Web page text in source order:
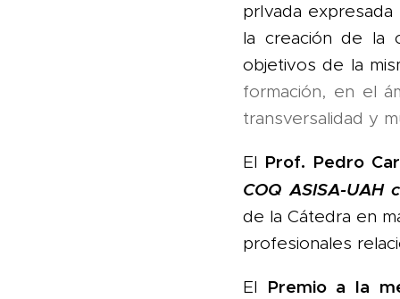
prIvada
la creación de la
objetivos de la
formación, en el
transversalidad y
El Prof. Pedro
COQ ASISA-UAH
de la Cátedra en
profesionales
El Premio a la